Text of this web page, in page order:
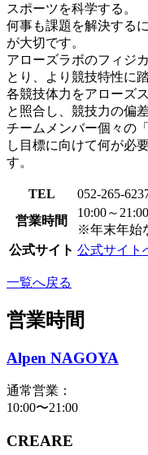
スポーツを科学する。
何事も課題を解決する
が大切です。
アローズラボのフィジ
とり、より競技特性に
各競技体力をアローズ
と照合し、競技力の偏
チームメンバー個々の
し目標に向けて何が必
す。
TEL
052-265-
営業時間
10:00～21:00
※年末年始
公式サイト 公式サイト
一覧へ戻る
営業時間
Alpen NAGOYA
通常営業：
10:00〜21:00
CREARE